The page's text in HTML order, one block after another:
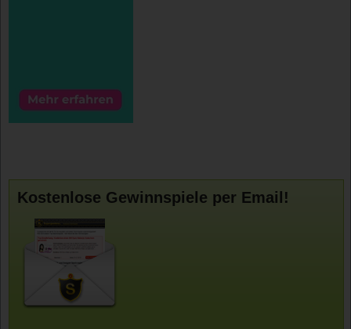
Kostenlose Gewinnspiele per Email!